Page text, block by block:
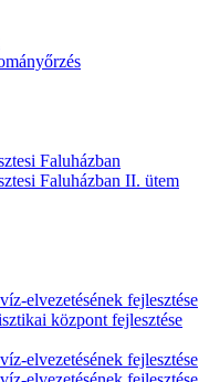
Faluházban
Faluházban II. ütem
elvezetésének fejlesztése
központ fejlesztése
elvezetésének fejlesztése